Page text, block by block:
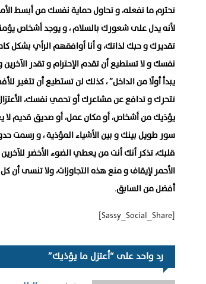
تحترم ما تفعله، و تحاول حماية نفسك من أبسط
لأنه يدل على شعورك بالسلام ، و يوجد أشخاص
تقديرك و حبك لذاتك، و أنا أوافقهم الرأي بشكل
نفسك و لا تستطيع أن تقدم الإحترام و تقدر
يبدأ أولًا من الداخل” ، كذلك لن تستطيع أن تتغير
تتحرك و تدافع عن مشاعرك أو تحمي نفسك،
يؤذيك من أشخاص، أو مكان عمل، أو صديق قديم لا
سور طويل بينك و بين الأشياء المؤذية ، و رسمت
قلبك، تذكر أنك أنت من يعطي الضوء الأخضر
الأحمر لإيقاف و منع هذه التجاوزات، ولا تنسى أن
أفضل من السابق.
[Sassy_Social_Share]
رد واحد على “أعتزل ما يؤذيك”